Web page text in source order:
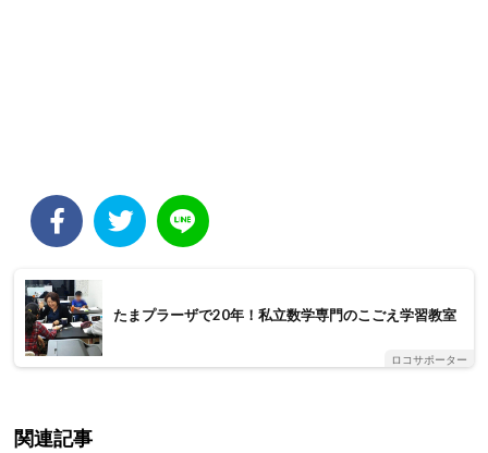
たまプラーザで20年！私立数学専門のこごえ学習教室
ロコサポーター
関連記事